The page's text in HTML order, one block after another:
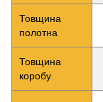
Товщина
полотна
Товщина
коробу